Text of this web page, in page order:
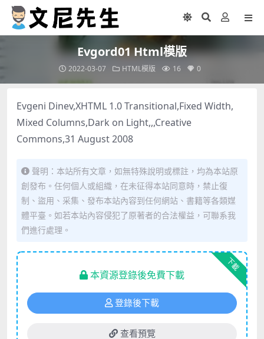
Evgord01 Html模版
2022-03-07 HTML模版 16 0
Evgeni Dinev,XHTML 1.0 Transitional,Fixed Width,
Mixed Columns,Dark on Light,,,Creative
Commons,31 August 2008
聲明：本站所有文章，如無特殊說明或標註，均為本站原
創發布。任何個人或組織，在未征得本站同意時，禁止復
制、盜用、采集、發布本站內容到任何網站、書籍等各類媒
體平臺。如若本站內容侵犯了原著者的合法權益，可聯系我
們進行處理。
下載
本資源登錄後免費下載
登錄後下載
查看預覽